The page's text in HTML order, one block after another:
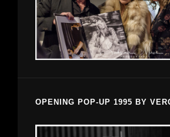
OPENING POP-UP 1995 BY